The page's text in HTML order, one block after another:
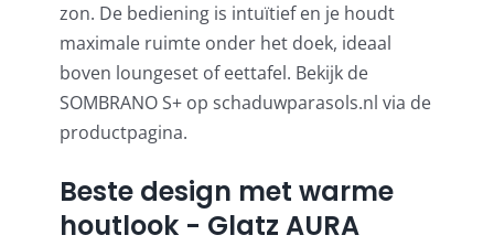
zon. De bediening is intuïtief en je houdt
maximale ruimte onder het doek, ideaal
boven loungeset of eettafel. Bekijk de
SOMBRANO S+ op schaduwparasols.nl via de
productpagina.
Beste design met warme
houtlook - Glatz AURA